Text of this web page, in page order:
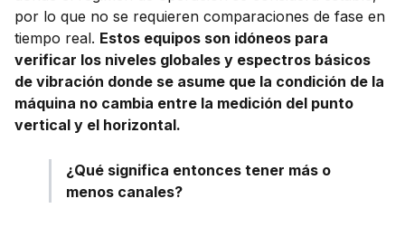
por lo que no se requieren comparaciones de fase en
tiempo real. Estos equipos son idóneos para
verificar los niveles globales y espectros básicos
de vibración donde se asume que la condición de la
máquina no cambia entre la medición del punto
vertical y el horizontal.
¿Qué significa entonces tener más o
menos canales?